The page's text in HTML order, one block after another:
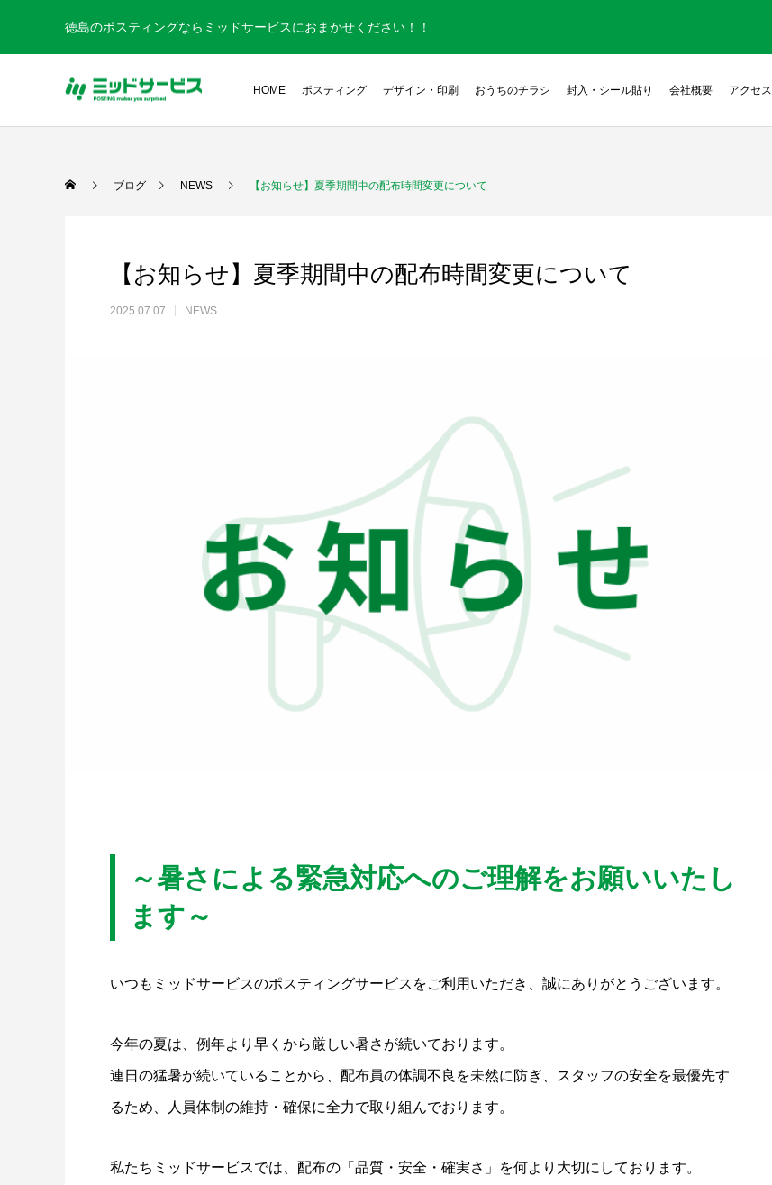
徳島のポスティングならミッドサービスにおまかせください！！
HOME ポスティング デザイン・印刷 おうちのチラシ 封入・シール貼り 会社概要 アクセス
ブログ NEWS 【お知らせ】夏季期間中の配布時間変更について
【お知らせ】夏季期間中の配布時間変更について
2025.07.07 NEWS
～暑さによる緊急対応へのご理解をお願いいたし
ます～
いつもミッドサービスのポスティングサービスをご利用いただき、誠にありがとうございます。
今年の夏は、例年より早くから厳しい暑さが続いております。
連日の猛暑が続いていることから、配布員の体調不良を未然に防ぎ、スタッフの安全を最優先す
るため、人員体制の維持・確保に全力で取り組んでおります。
私たちミッドサービスでは、配布の「品質・安全・確実さ」を何より大切にしております。